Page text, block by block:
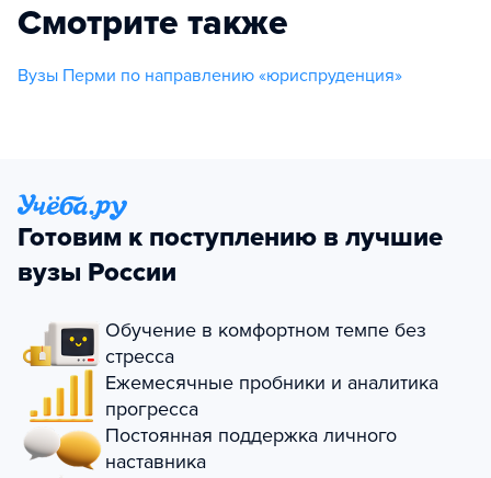
Смотрите также
Вузы Перми по направлению «юриспруденция»
Готовим к поступлению в лучшие
вузы России
Обучение в комфортном темпе без
стресса
Ежемесячные пробники и аналитика
прогресса
Постоянная поддержка личного
наставника